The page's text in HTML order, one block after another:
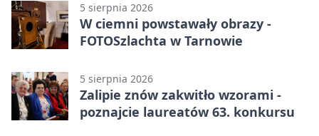
5 sierpnia 2026
W ciemni powstawały obrazy -
FOTOSzlachta w Tarnowie
5 sierpnia 2026
Zalipie znów zakwitło wzorami -
poznajcie laureatów 63. konkursu